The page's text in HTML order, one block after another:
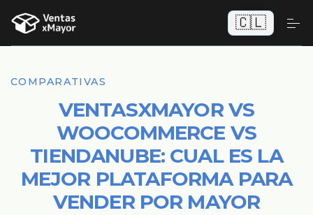
🇨🇱
COMPARATIVAS
VENTASXMAYOR VS
WOOCOMMERCE VS
TIENDANUBE: CUAL ES LA
MEJOR PLATAFORMA PARA
VENDER POR MAYOR